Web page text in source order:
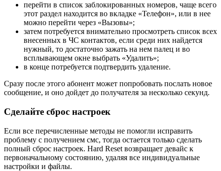
перейти в список заблокированных номеров, чаще всего
этот раздел находится во вкладке «Телефон», или в нее
можно перейти через «Вызовы»;
затем потребуется внимательно просмотреть список всех
внесенных в ЧС контактов, если среди них найдется
нужный, то достаточно зажать на нем палец и во
всплывающем окне выбрать «Удалить»;
в конце потребуется подтвердить удаление.
Сразу после этого абонент может попробовать послать новое
сообщение, и оно дойдет до получателя за несколько секунд.
Сделайте сброс настроек
Если все перечисленные методы не помогли исправить
проблему с получением смс, тогда остается только сделать
полный сброс настроек. Hard Reset возвращает девайс к
первоначальному состоянию, удаляя все индивидуальные
настройки и файлы.